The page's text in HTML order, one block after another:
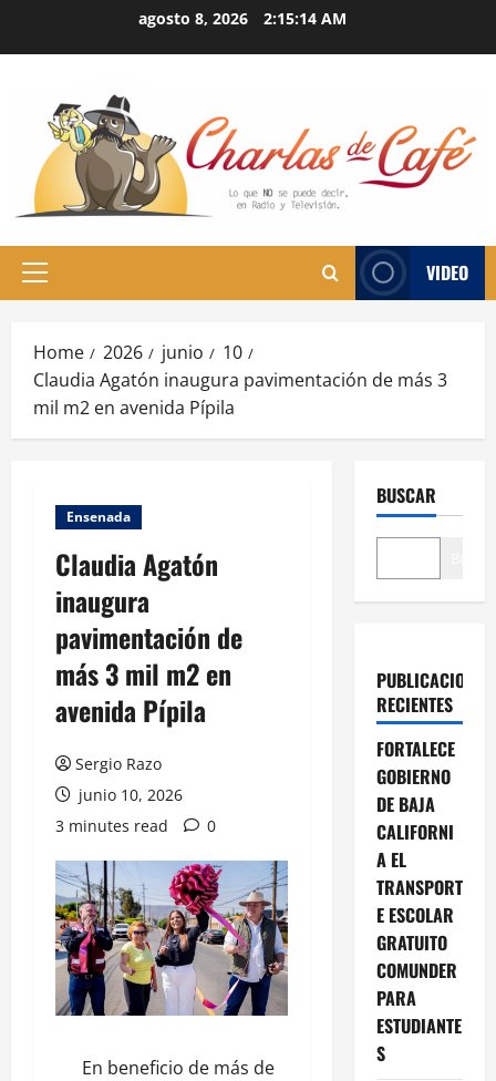
agosto 8, 2026 2:15:14 AM
Primary
VIDEO
Home 2026 junio
10
Claudia Agatón inaugura pavimentación de más 3
mil m2 en avenida Pípila
Ensenada
Claudia Agatón
inaugura
pavimentación de
más 3 mil m2 en
avenida Pípila
Sergio Razo
junio 10, 2026
3 minutes read
0
En beneficio de más de
BUSCAR
PUBLICACIONES
RECIENTES
FORTALECE
GOBIERNO
DE BAJA
CALIFORNI
A EL
TRANSPORT
E ESCOLAR
GRATUITO
COMUNDER
PARA
ESTUDIANTE
S